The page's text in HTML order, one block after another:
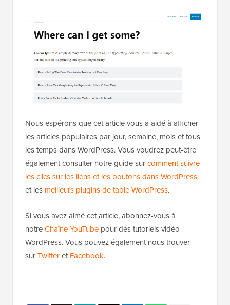
Nous espérons que cet article vous a aidé à afficher
les articles populaires par jour, semaine, mois et tous
les temps dans WordPress. Vous voudrez peut-être
également consulter notre guide surcomment suivre
les clics sur les liens et les boutons dans WordPress
et les meilleurs plugins de table WordPress.
Si vous avez aimé cet article, abonnez-vous à
notreChaîne YouTube pour des tutoriels vidéo
WordPress. Vous pouvez également nous trouver
surTwitteretFacebook.